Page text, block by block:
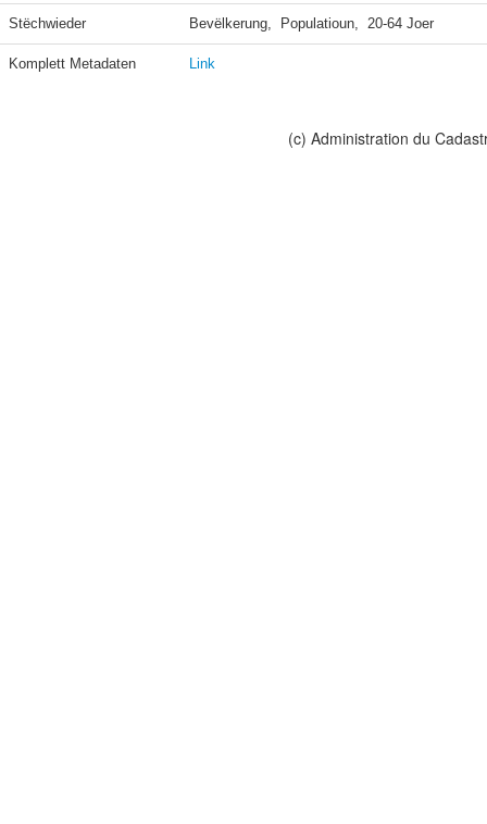
Stëchwieder Bevëlkerung,  Populatioun,  20-64 Joer
Komplett Metadaten Link
(c) Administration du